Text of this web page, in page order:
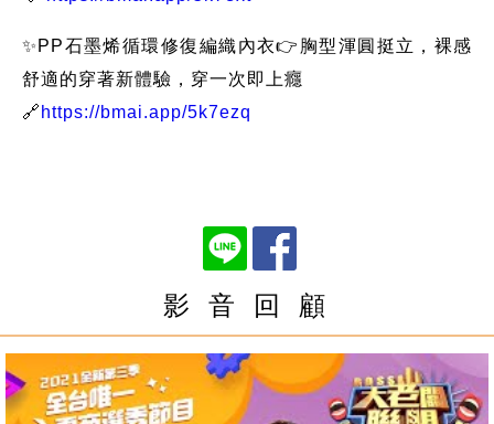
✨PP石墨烯循環修復編織內衣👉胸型渾圓挺立，裸感
舒適的穿著新體驗，穿一次即上癮
🔗 https://bmai.app/5k7ezq
影 音 回 顧